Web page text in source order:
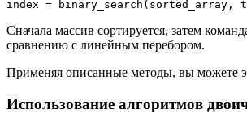
Сначала массив сортируется, затем
сравнению с линейным перебором.
Применяя описанные методы, вы можете
Использование алгоритмов